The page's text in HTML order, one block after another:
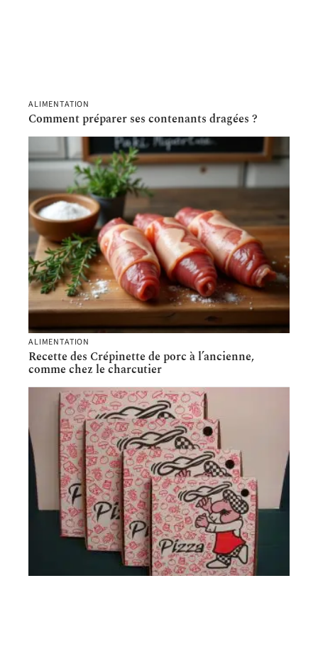
ALIMENTATION
Comment préparer ses contenants dragées ?
ALIMENTATION
Recette des Crépinette de porc à l’ancienne,
comme chez le charcutier